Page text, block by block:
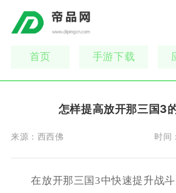
首页 手游下载
怎样提高放开那三国3
来源： 西西佛 时间：
在放开那三国3中快速提升战